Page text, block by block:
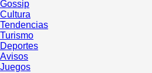
Gossip
Cultura
Tendencias
Turismo
Deportes
Avisos
Juegos